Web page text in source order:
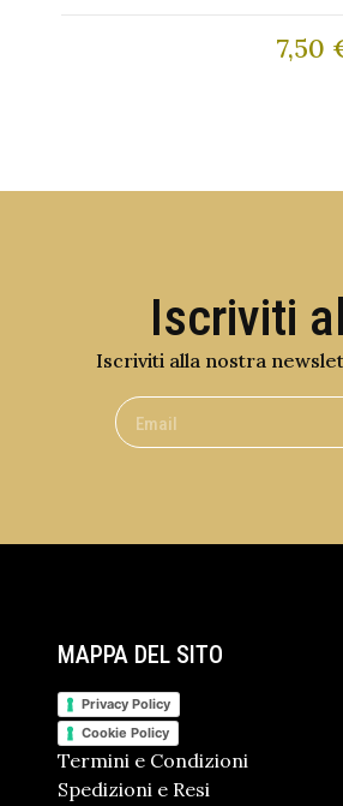
7,50
Iscriviti
Iscriviti alla nostra
MAPPA DEL SITO
Privacy Policy
Cookie Policy
Termini e Condizioni
Spedizioni e Resi